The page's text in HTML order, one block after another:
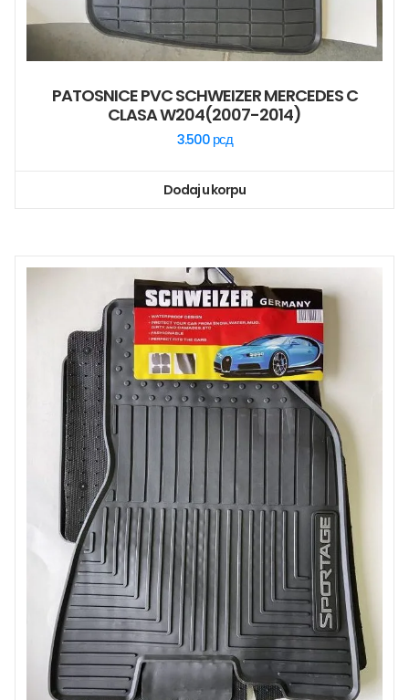
PATOSNICE PVC SCHWEIZER MERCEDES C
CLASA W204(2007-2014)
3.500 рсд
Dodaj u korpu